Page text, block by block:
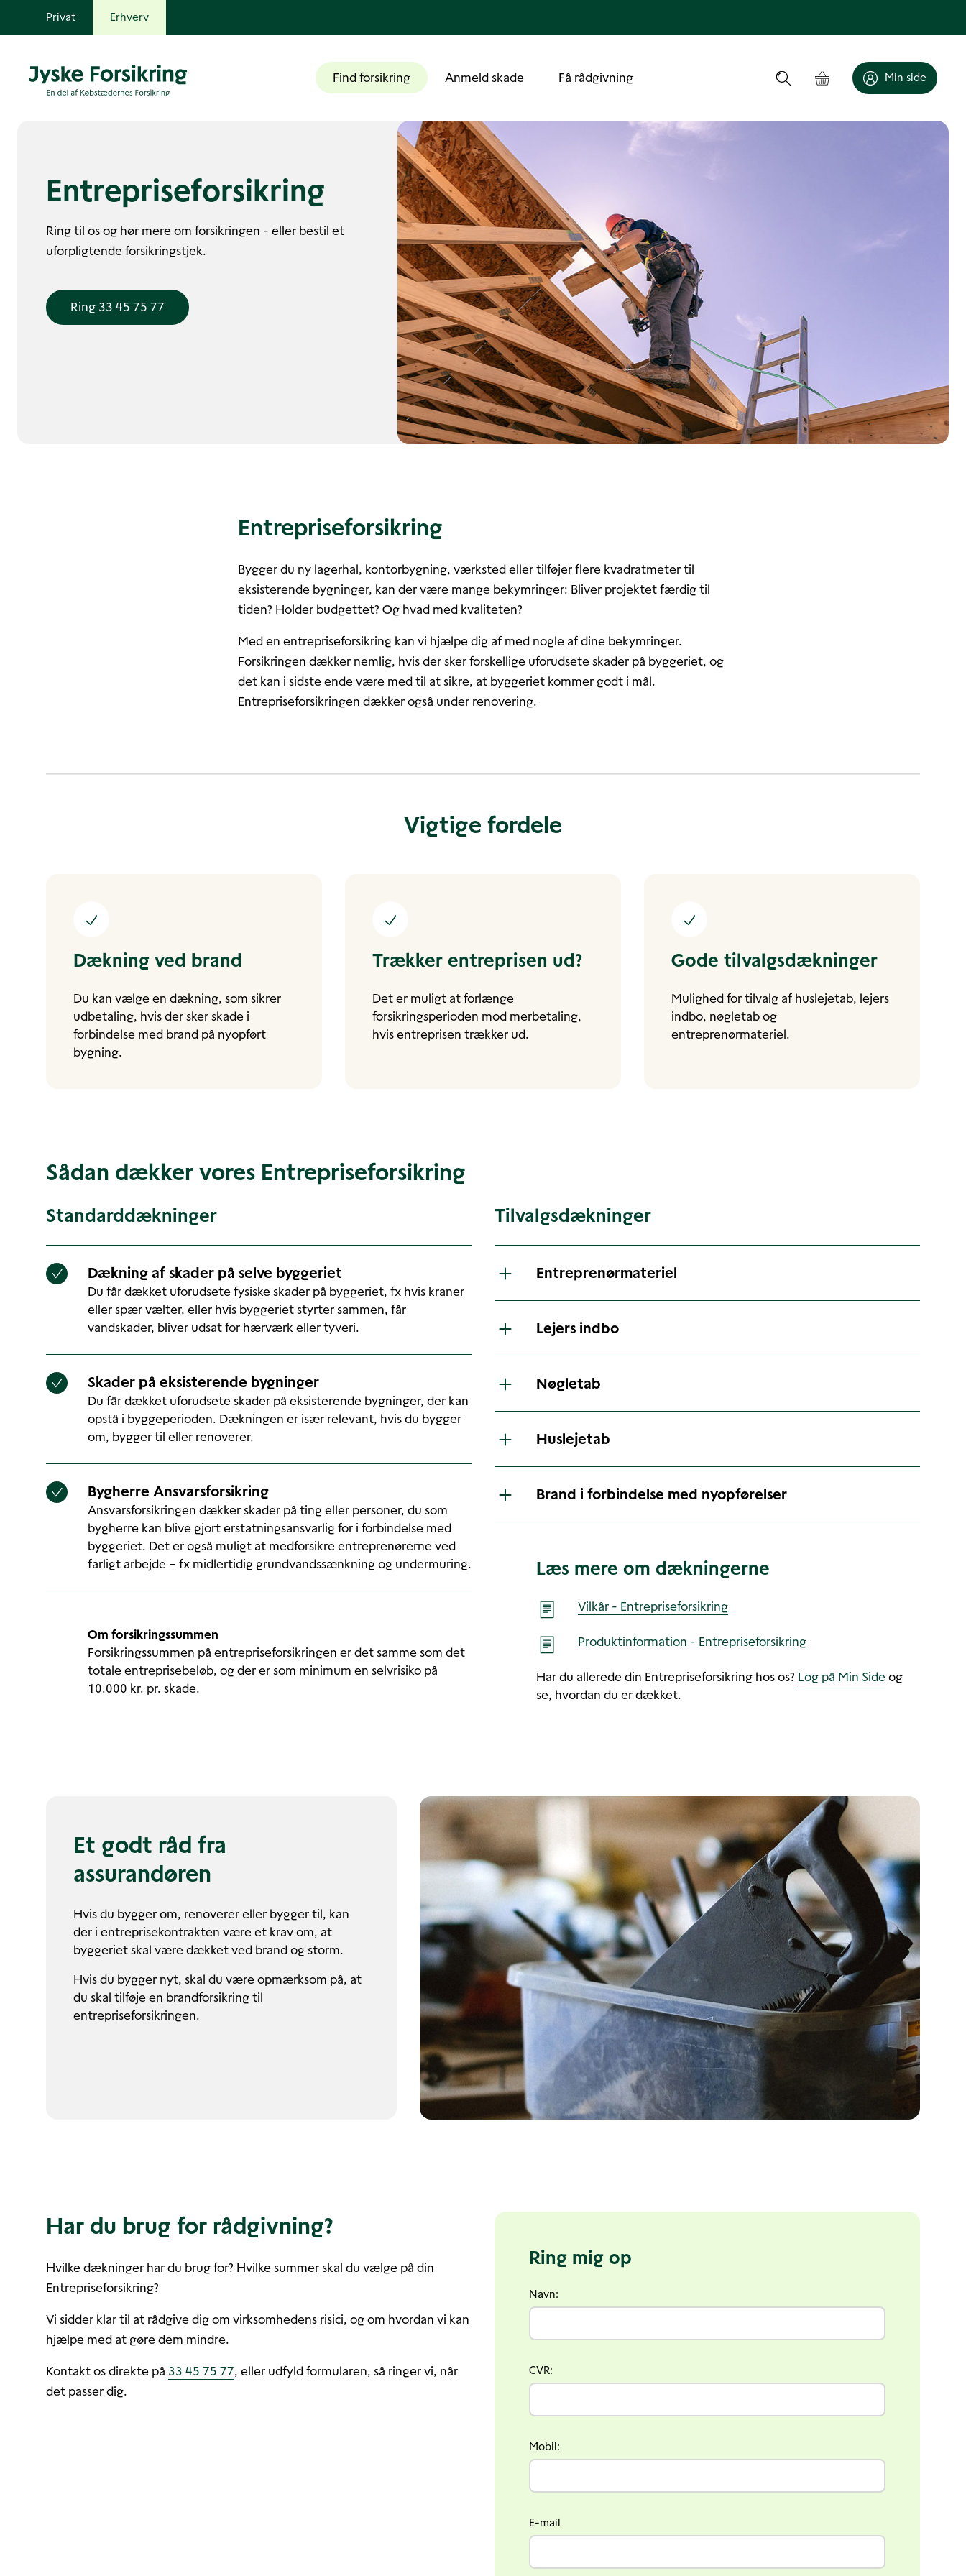
Privat Erhverv
Find forsikring Anmeld skade Få rådgivning Min side
Entreprise­forsikring
Ring til os og hør mere om forsikringen - eller bestil et
uforpligtende forsikringstjek.
Ring 33 45 75 77
Entrepriseforsikring
Bygger du ny lagerhal, kontorbygning, værksted eller tilføjer flere kvadratmeter til
eksisterende bygninger, kan der være mange bekymringer: Bliver projektet færdig til
tiden? Holder budgettet? Og hvad med kvaliteten?
Med en entrepriseforsikring kan vi hjælpe dig af med nogle af dine bekymringer.
Forsikringen dækker nemlig, hvis der sker forskellige uforudsete skader på byggeriet, og
det kan i sidste ende være med til at sikre, at byggeriet kommer godt i mål.
Entrepriseforsikringen dækker også under renovering.
Vigtige fordele
Dækning ved brand
Du kan vælge en dækning, som sikrer
udbetaling, hvis der sker skade i
forbindelse med brand på nyopført
bygning.
Trækker entreprisen ud?
Det er muligt at forlænge
forsikringsperioden mod merbetaling,
hvis entreprisen trækker ud.
Gode tilvalgsdækninger
Mulighed for tilvalg af huslejetab, lejers
indbo, nøgletab og
entreprenørmateriel.
Sådan dækker vores Entrepriseforsikring
Standarddækninger
Dækning af skader på selve byggeriet
Du får dækket uforudsete fysiske skader på byggeriet, fx hvis kraner
eller spær vælter, eller hvis byggeriet styrter sammen, får
vandskader, bliver udsat for hærværk eller tyveri.
Skader på eksisterende bygninger
Du får dækket uforudsete skader på eksisterende bygninger, der kan
opstå i byggeperioden. Dækningen er især relevant, hvis du bygger
om, bygger til eller renoverer.
Bygherre Ansvarsforsikring
Ansvarsforsikringen dækker skader på ting eller personer, du som
bygherre kan blive gjort erstatningsansvarlig for i forbindelse med
byggeriet. Det er også muligt at medforsikre entreprenørerne ved
farligt arbejde – fx midlertidig grundvandssænkning og undermuring.
Om forsikringssummen
Forsikringssummen på entrepriseforsikringen er det samme som det
totale entreprisebeløb, og der er som minimum en selvrisiko på
10.000 kr. pr. skade.
Tilvalgsdækninger
Entreprenørmateriel
Lejers indbo
Nøgletab
Huslejetab
Brand i forbindelse med nyopførelser
Læs mere om dækningerne
Vilkår - Entrepriseforsikring
Produktinformation - Entrepriseforsikring
Har du allerede din Entrepriseforsikring hos os? Log på Min Sideog
se, hvordan du er dækket.
Et godt råd fra
assurandøren
Hvis du bygger om, renoverer eller bygger til, kan
der i entreprisekontrakten være et krav om, at
byggeriet skal være dækket ved brand og storm.
Hvis du bygger nyt, skal du være opmærksom på, at
du skal tilføje en brandforsikring til
entrepriseforsikringen.
Har du brug for rådgivning?
Hvilke dækninger har du brug for? Hvilke summer skal du vælge på din
Entrepriseforsikring?
Vi sidder klar til at rådgive dig om virksomhedens risici, og om hvordan vi kan
hjælpe med at gøre dem mindre.
Kontakt os direkte på 33 45 75 77, eller udfyld formularen, så ringer vi, når
det passer dig.
Ring mig op
Navn:
CVR:
Mobil:
E-mail